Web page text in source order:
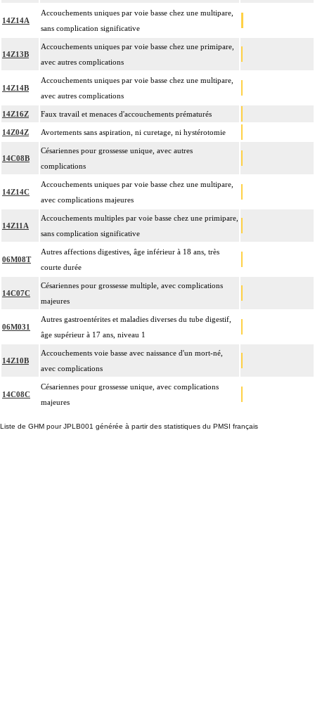
14Z14A
Accouchements uniques par voie basse chez une multipare,
sans complication significative
14Z13B
Accouchements uniques par voie basse chez une primipare,
avec autres complications
14Z14B
Accouchements uniques par voie basse chez une multipare,
avec autres complications
14Z16Z Faux travail et menaces d'accouchements prématurés
14Z04Z Avortements sans aspiration, ni curetage, ni hystérotomie
14C08B
Césariennes pour grossesse unique, avec autres
complications
14Z14C
Accouchements uniques par voie basse chez une multipare,
avec complications majeures
14Z11A
Accouchements multiples par voie basse chez une primipare,
sans complication significative
06M08T
Autres affections digestives, âge inférieur à 18 ans, très
courte durée
14C07C
Césariennes pour grossesse multiple, avec complications
majeures
06M031
Autres gastroentérites et maladies diverses du tube digestif,
âge supérieur à 17 ans, niveau 1
14Z10B
Accouchements voie basse avec naissance d'un mort-né,
avec complications
14C08C
Césariennes pour grossesse unique, avec complications
majeures
Liste de GHM pour JPLB001 générée à partir des statistiques du PMSI français